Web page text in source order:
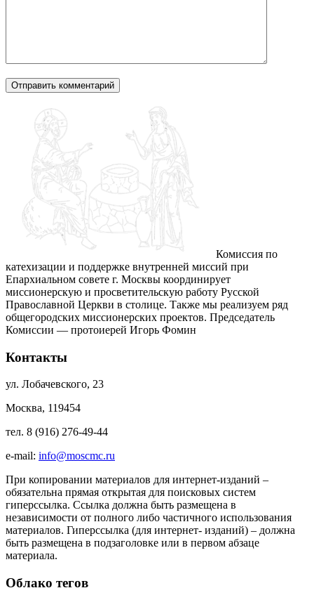
Комиссия по
катехизации и поддержке внутренней миссий при
Епархиальном совете г. Москвы координирует
миссионерскую и просветительскую работу Русской
Православной Церкви в столице. Также мы реализуем ряд
общегородских миссионерских проектов. Председатель
Комиссии — протоиерей Игорь Фомин
Контакты
ул. Лобачевского, 23
Москва, 119454
тел. 8 (916) 276-49-44
e-mail: info@moscmc.ru
При копировании материалов для интернет-изданий –
обязательна прямая открытая для поисковых систем
гиперссылка. Ссылка должна быть размещена в
независимости от полного либо частичного использования
материалов. Гиперссылка (для интернет- изданий) – должна
быть размещена в подзаголовке или в первом абзаце
материала.
Облако тегов